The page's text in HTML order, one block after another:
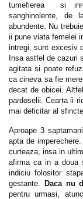
tumefierea si
sanghinolente,
abundente. Nu
ii pune viata femelei
intregi, sunt excesiv
Insa astfel de cazuri
agitata si poate
ca cineva sa fie
decat de obicei.
pardoselii. Cearta ii
mai deficitar al
Aproape 3
apta de
curteaza, insa in
afirma ca in a doua
indiciu folositor
gestante.
Daca nu
pentru urmasi,